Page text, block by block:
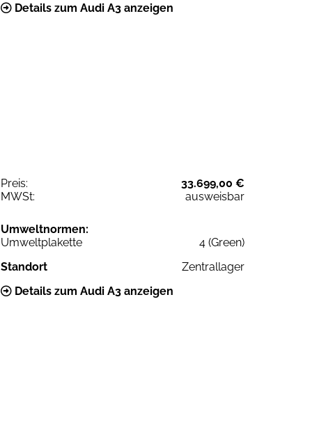
Details zum Audi A3 anzeigen
Preis:
33.699,00 €
MWSt:
ausweisbar
Umweltnormen:
Umweltplakette
4 (Green)
Standort
Zentrallager
Details zum Audi A3 anzeigen